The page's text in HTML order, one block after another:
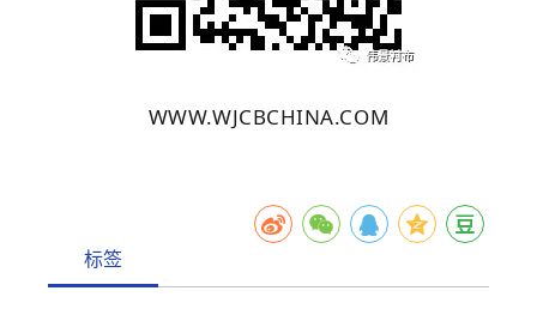
WWW.WJCBCHINA.COM
标签